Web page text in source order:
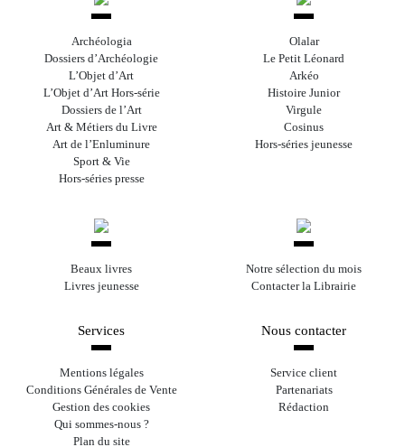
Archéologia
Dossiers d’Archéologie
L’Objet d’Art
L’Objet d’Art Hors-série
Dossiers de l’Art
Art & Métiers du Livre
Art de l’Enluminure
Sport & Vie
Hors-séries presse
Olalar
Le Petit Léonard
Arkéo
Histoire Junior
Virgule
Cosinus
Hors-séries jeunesse
Beaux livres
Livres jeunesse
Notre sélection du mois
Contacter la Librairie
Services
Mentions légales
Conditions Générales de Vente
Gestion des cookies
Qui sommes-nous ?
Plan du site
Nous contacter
Service client
Partenariats
Rédaction